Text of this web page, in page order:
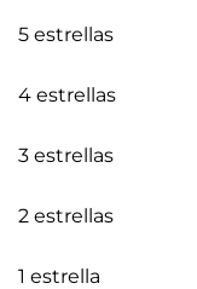
5 estrellas
4 estrellas
3 estrellas
2 estrellas
1 estrella